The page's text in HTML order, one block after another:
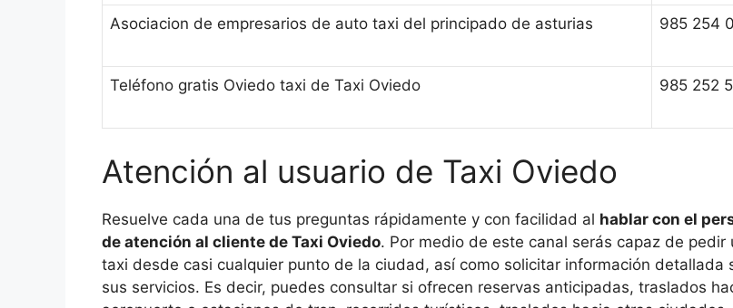
Asociacion de empresarios de auto taxi del principado de asturias 985 254
Teléfono gratis Oviedo taxi de Taxi Oviedo 985 252
Atención al usuario de Taxi Oviedo
Resuelve cada una de tus preguntas rápidamente y con facilidad al hablar con el
de atención al cliente de Taxi Oviedo. Por medio de este canal serás capaz de pedir
taxi desde casi cualquier punto de la ciudad, así como solicitar información detallada
sus servicios. Es decir, puedes consultar si ofrecen reservas anticipadas, traslados